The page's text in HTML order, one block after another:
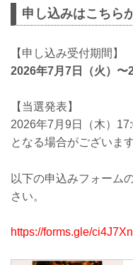
申し込みはこちら
【申し込み受付期間】
2026年7月7日（火）〜
【当選発表】
2026年7月9日（木）
となる場合がございます
以下の申込みフォーム
さい。
https://forms.gle/